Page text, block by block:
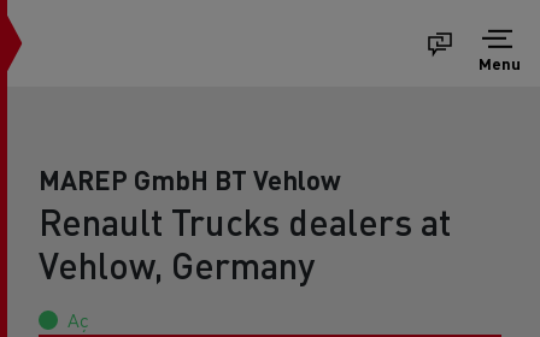
Menu
MAREP GmbH BT Vehlow
Renault Trucks dealers at
Vehlow, Germany
Aç